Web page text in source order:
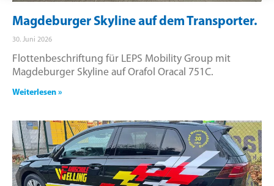
Magdeburger Skyline auf dem Transporter.
30. Juni 2026
Flottenbeschriftung für LEPS Mobility Group mit
Magdeburger Skyline auf Orafol Oracal 751C.
Weiterlesen »